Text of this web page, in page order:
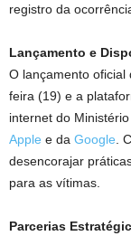
registro da
Lançamento e
O lançamento oficial
feira (19) e a
internet do
Apple e da Google .
desencorajar
para as vítimas.
Parcerias